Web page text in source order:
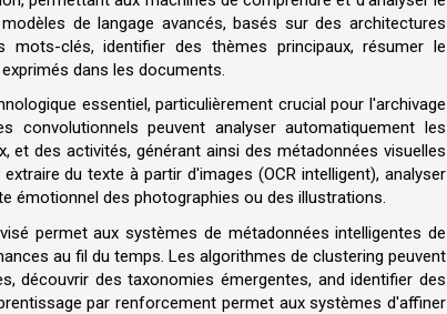
de langage avancés, basés sur des architectures
mots-clés, identifier des thèmes principaux, résumer le
dans les documents.
essentiel, particulièrement crucial pour l'archivage
convolutionnels peuvent analyser automatiquement les
et des activités, générant ainsi des métadonnées visuelles
du texte à partir d'images (OCR intelligent), analyser
émotionnel des photographies ou des illustrations.
permet aux systèmes de métadonnées intelligentes de
au fil du temps. Les algorithmes de clustering peuvent
découvrir des taxonomies émergentes, and identifier des
par renforcement permet aux systèmes d'affiner